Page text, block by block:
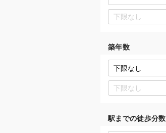
築年数
駅までの徒歩分数